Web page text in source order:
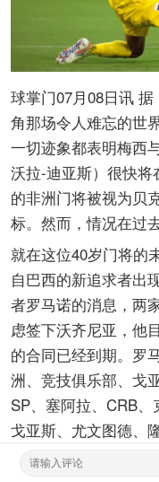
球掌门07月08日讯
角那场令人难忘的世
一切迹象都表明梅西
沃拉-迪亚斯）很快将
的非洲门将被视为贝
标。然而，情况在过
就在这位40岁门将的
自巴西的新追求者出
者罗马诺的消息，两
虑签下沃齐尼亚，他
的合同已经到期。罗
洲、竞技俱乐部、戈
SP、塞阿拉、CRB、
戈亚斯、尤文图德、
费罗维亚里奥、蓬特